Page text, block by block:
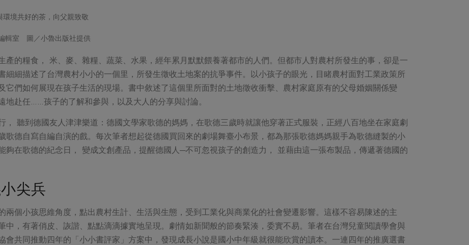
境共好的茶，向父親致敬
輯室 圖／小魯出版社提供
產的糧食， 米、麥、雜糧、蔬菜、水果，經年累月默默餵養著都市的人們。但都市人對農村所發生的事，卻是一
細細描述了台灣農村小小的一個里，所發生徵收土地案的抗爭事件。以小孩子的眼光，目睹農村面對工業政策所
它們如何展現在孩子生活的現場。書中敘述了這個里所面對的土地徵收衝擊、農村家庭原有的父母婚姻關係變
地赴任……孩子的了解和參與，以及大人的分享與討論。
， 聽到德國友人津津樂道：德國文學家歌德的媽媽，在歌德三歲時就讓他穿著正式服裝，正經八百地坐在家庭劇
歌德自寫自編自演的戲。每次筆者想起從德國買回來的劇場舞臺小布景，都為那張歌德媽媽親手為歌德縫製的小
夠在歌德的紀念日， 變成文創產品，提醒德國人─不可忽視孩子的創造力， 並藉由這一張布製品，傳遞著德國的
尖兵
兩個小孩思維角度，點出農村生計、生活與生態，受到工業化與商業化的社會變遷影響。這樣不容易陳述的主
中，有著俏皮、詼諧、點點滴滴據實地呈現。劇情如新聞般的節奏緊湊，委實不易。筆者在台灣兒童閱讀學會與
會共同推動四年的「小小書評家」方案中，發現成長小說是國小中年級就很能欣賞的讀本。一連四年的推廣選書